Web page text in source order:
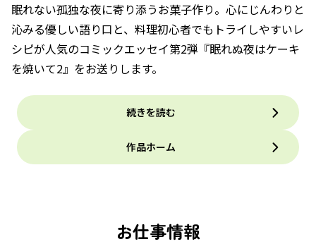
眠れない孤独な夜に寄り添うお菓子作り。心にじんわりと
沁みる優しい語り口と、料理初心者でもトライしやすいレ
シピが人気のコミックエッセイ第2弾『眠れぬ夜はケーキ
を焼いて2』をお送りします。
続きを読む
作品ホーム
お仕事情報